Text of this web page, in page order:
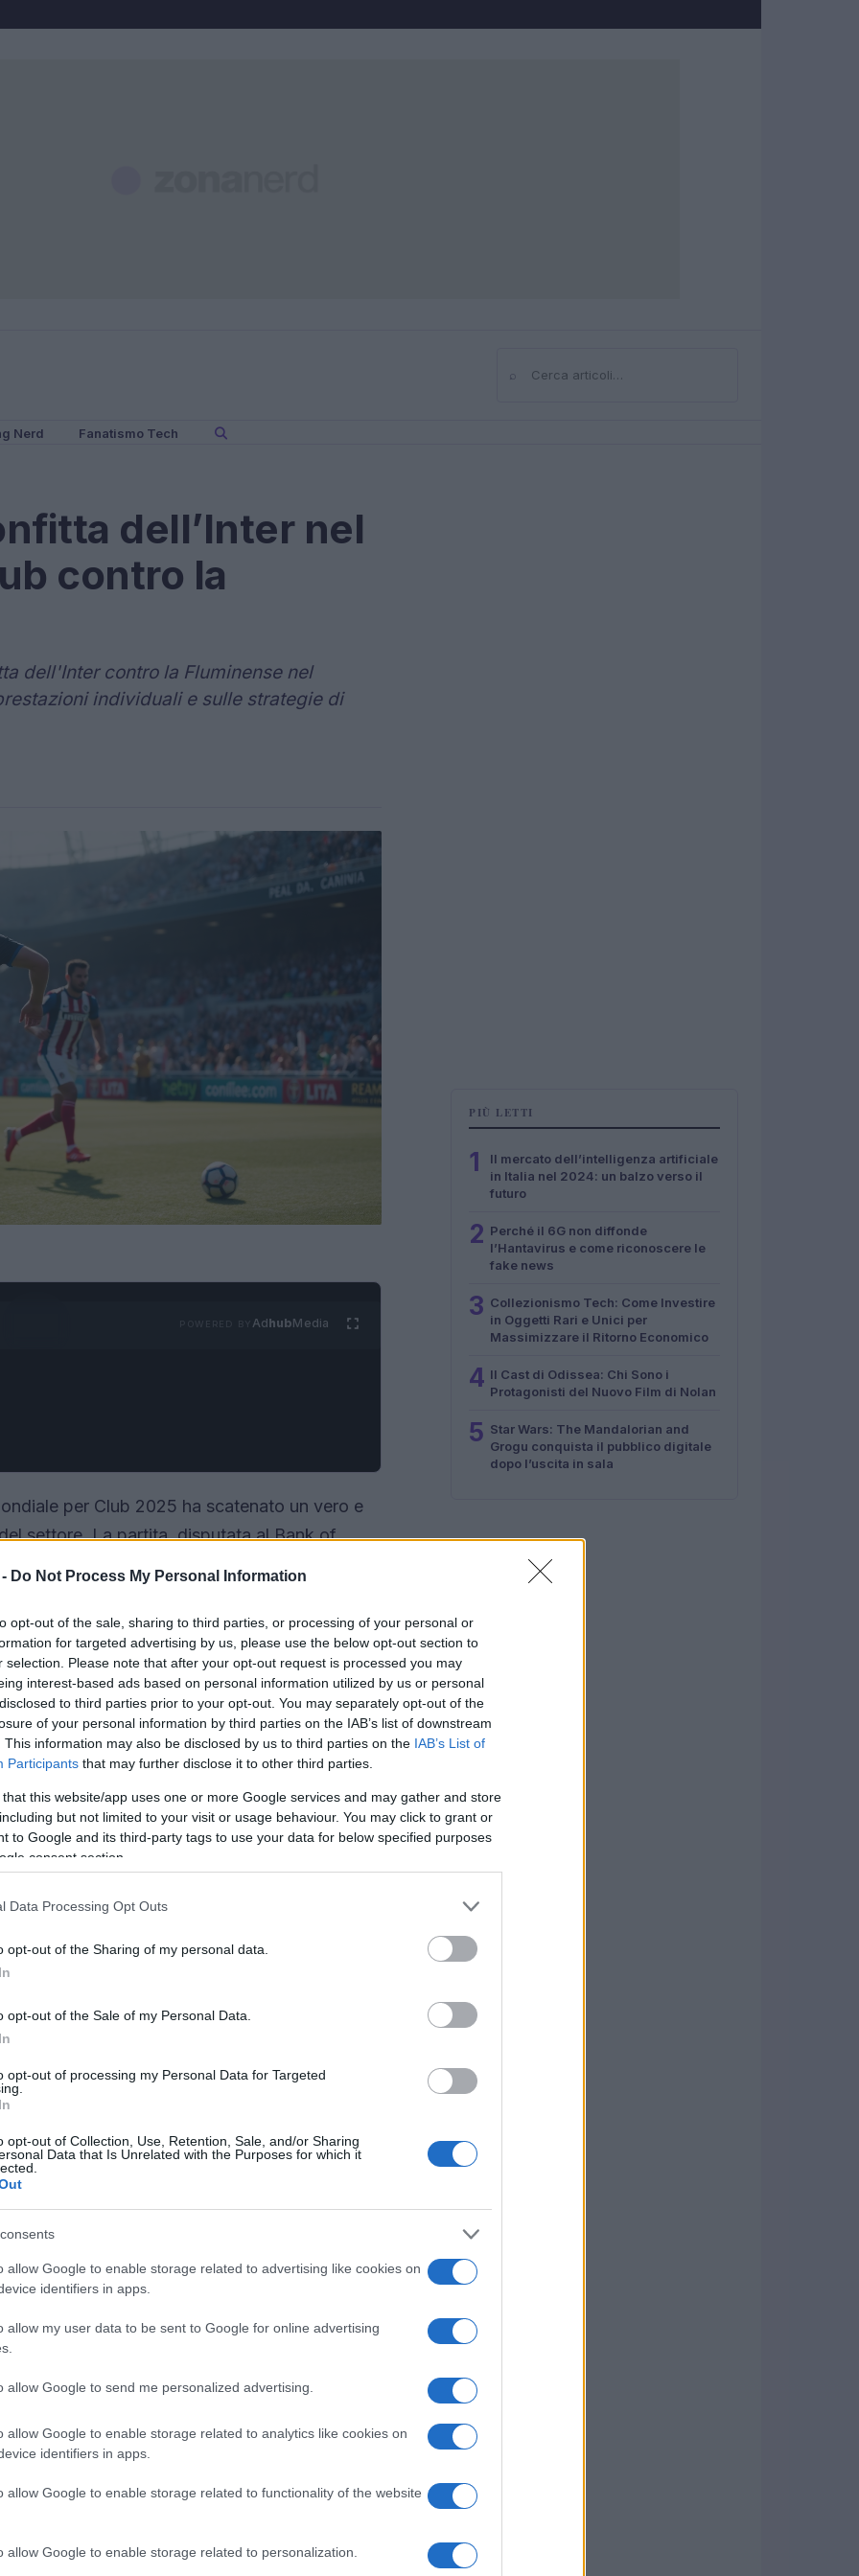
Do Not Process My Personal Information
opt-out of the sale, sharing to third parties, or processing of your personal or
for targeted advertising by us, please use the below opt-out section to
selection. Please note that after your opt-out request is processed you may
interest-based ads based on personal information utilized by us or personal
to third parties prior to your opt-out. You may separately opt-out of the
of your personal information by third parties on the IAB’s list of downstream
This information may also be disclosed by us to third parties on the IAB’s List of
Participants that may further disclose it to other third parties.
that this website/app uses one or more Google services and may gather and store
but not limited to your visit or usage behaviour. You may click to grant or
to Google and its third-party tags to use your data for below specified purposes
consent section.
Data Processing Opt Outs
opt-out of the Sharing of my personal data.
opt-out of the Sale of my Personal Data.
opt-out of processing my Personal Data for Targeted
opt-out of Collection, Use, Retention, Sale, and/or Sharing
Data that Is Unrelated with the Purposes for which it
allow Google to enable storage related to advertising like cookies on
identifiers in apps.
allow my user data to be sent to Google for online advertising
allow Google to send me personalized advertising.
allow Google to enable storage related to analytics like cookies on
identifiers in apps.
allow Google to enable storage related to functionality of the website
allow Google to enable storage related to personalization.
⌕Cerca
Nerd Fanatismo Tech
dell’Inter nel
contro la
dell'Inter contro la Fluminense nel
individuali e sulle strategie di
AdhubMedia
per Club 2025 ha scatenato un vero e
settore. La partita, disputata al Bank of
Fluminense prevalere con un netto 2-0, grazie
non solo ha segnato la fine del percorso dei
messo in luce alcune problematiche tattiche e
con attenzione.
delle dinamiche di gioco
riguardo all’incontro. L’Inter, nonostante le
carioca di andare in vantaggio già al terzo
e Darmian ha permesso a Cano di
ha faticato a trovare la propria identità in
La reazione più significativa è
è stata prontamente parata da Fabio. Ti sei
possa trovarsi in difficoltà in momenti
non ha mostrato quella fluidità che ci si
sfruttato al meglio le proprie opportunità,
ha mancato la porta. Un aspetto degno di
il finale del primo tempo, culminato in
Questo fattore può aver influito sulla
elemento critico in situazioni di alta
ammonizione influenzare l’intera
PIÙ LETTI
1
Il mercato dell’intelligenza artificiale
in Italia nel 2024: un balzo verso il
futuro
2 Perché il 6G non diffonde
l’Hantavirus e come riconoscere le
fake news
3 Collezionismo Tech: Come Investire
in Oggetti Rari e Unici per
Massimizzare il Ritorno Economico
4 Il Cast di Odissea: Chi Sono i
Protagonisti del Nuovo Film di Nolan
5 Star Wars: The Mandalorian and
Grogu conquista il pubblico digitale
dopo l’uscita in sala